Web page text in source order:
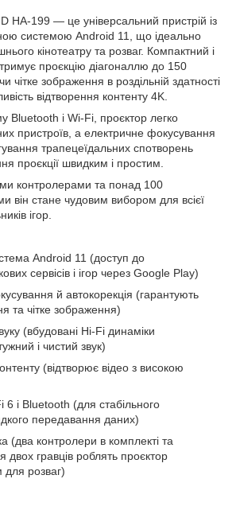
HA-199 — це універсальний пристрій із
системою Android 11, що ідеально
кінотеатру та розваг. Компактний і
проєкцію діагоналлю до 150
чітке зображення в роздільній здатності
відтворення контенту 4K.
Bluetooth і Wi-Fi, проєктор легко
пристроїв, а електричне фокусування
трапецеїдальних спотворень
проєкції швидким і простим.
контролерами та понад 100
він стане чудовим вибором для всієї
ігор.
Android 11 (доступ до
сервісів і ігор через Google Play)
й автокорекція (гарантують
та чітке зображення)
(вбудовані Hi-Fi динаміки
і чистий звук)
(відтворює відео з високою
6 і Bluetooth (для стабільного
передавання даних)
(два контролери в комплекті та
двох гравців роблять проєктор
розваг)